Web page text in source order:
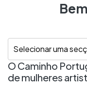
O Caminho
de mulheres